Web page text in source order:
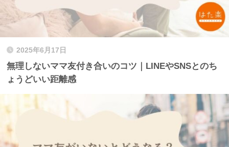
2025年6月17日
無理しないママ友付き合いのコツ｜LINEやSNSとのち
ょうどいい距離感